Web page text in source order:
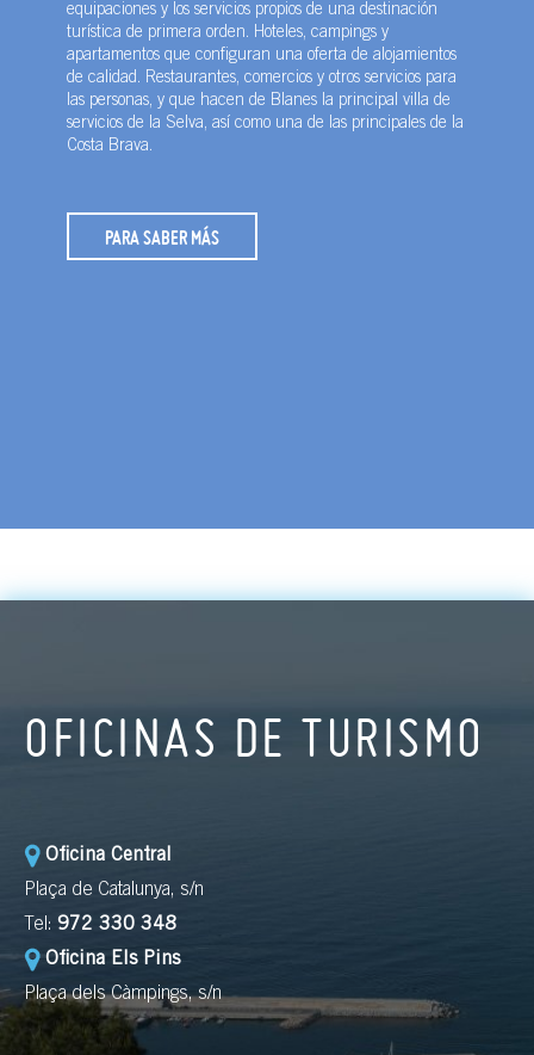
equipaciones y los servicios propios de una destinación
turística de primera orden. Hoteles, campings y
apartamentos que configuran una oferta de alojamientos
de calidad. Restaurantes, comercios y otros servicios para
las personas, y que hacen de Blanes la principal villa de
servicios de la Selva, así como una de las principales de la
Costa Brava.
PARA SABER MÁS
OFICINAS DE TURISMO
Oficina Central
Plaça de Catalunya, s/n
Tel: 972 330 348
Oficina Els Pins
Plaça dels Càmpings, s/n